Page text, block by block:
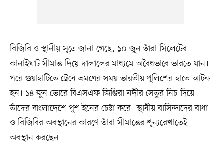
বিজিবি ও স্থানীয় সূত্রে জানা গেছে, ১০ জুন তাঁরা সিলেটের
কানাইঘাট সীমান্ত দিয়ে দালালের মাধ্যমে অবৈধভাবে ভারতে যান।
পরে গুয়াহাটিতে ট্রেনে ভ্রমণের সময় ভারতীয় পুলিশের হাতে আটক
হন। ১৪ জুন ভোরে বিএসএফ জিঞ্জিরা নদীর সেতুর নিচ দিয়ে
তাঁদের বাংলাদেশে পুশ ইনের চেষ্টা করে। স্থানীয় বাসিন্দাদের বাধা
ও বিজিবির অবস্থানের কারণে তাঁরা সীমান্তের শূন্যরেখাতেই
অবস্থান করছেন।